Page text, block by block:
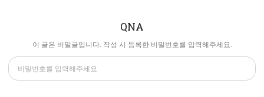
QNA
이 글은 비밀글입니다. 작성 시 등록한 비밀번호를 입력해주세요.